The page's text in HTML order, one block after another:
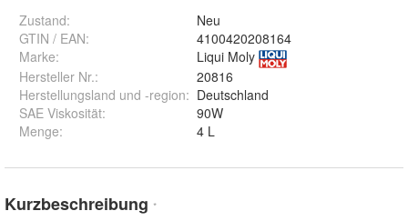
Zustand:
Neu
GTIN / EAN:
4100420208164
Marke:
Liqui Moly
Hersteller Nr.:
20816
Herstellungsland und -region: Deutschland
SAE Viskosität:
90W
Menge: 4 L
Kurzbeschreibung *